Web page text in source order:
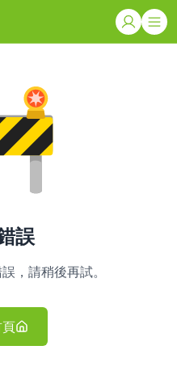
誤
，請稍後再試。